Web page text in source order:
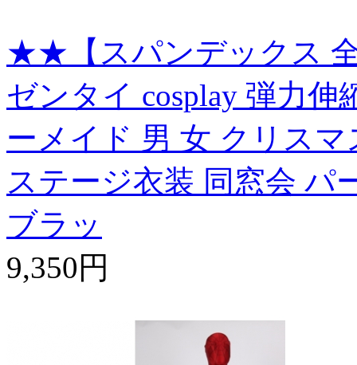
★★【スパンデックス
ゼンタイ cosplay 弾力
ーメイド 男 女 クリス
ステージ衣装 同窓会
ブラッ
9,350円